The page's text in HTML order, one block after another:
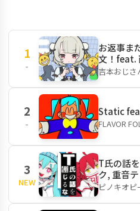
1
-
お返事ま
文！feat.
吉本おじさ
2
-
Static
FLAVOR
3
NEW
T氏の話
ク, 重音
ピノキオピ